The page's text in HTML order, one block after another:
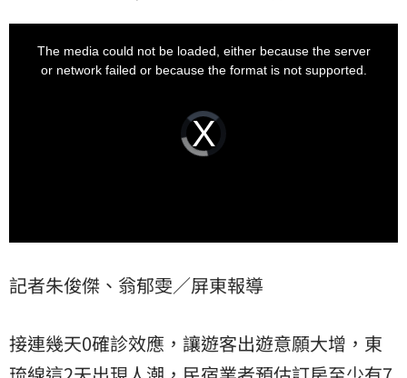
Video
Player
is
loading.
The media could not be loaded, either because the server
or network failed or because the format is not supported.
記者朱俊傑、翁郁雯／屏東報導
接連幾天0確診效應，讓遊客出遊意願大增，東